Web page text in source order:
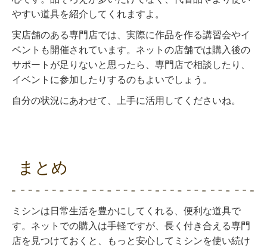
やすい道具を紹介してくれますよ。
実店舗のある専門店では、実際に作品を作る講習会やイ
ベントも開催されています。ネットの店舗では購入後の
サポートが足りないと思ったら、専門店で相談したり、
イベントに参加したりするのもよいでしょう。
自分の状況にあわせて、上手に活用してくださいね。
まとめ
ミシンは日常生活を豊かにしてくれる、便利な道具で
す。ネットでの購入は手軽ですが、長く付き合える専門
店を見つけておくと、もっと安心してミシンを使い続け